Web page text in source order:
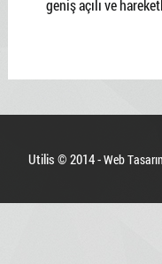
geniş açılı ve
Utilis © 2014 -Web